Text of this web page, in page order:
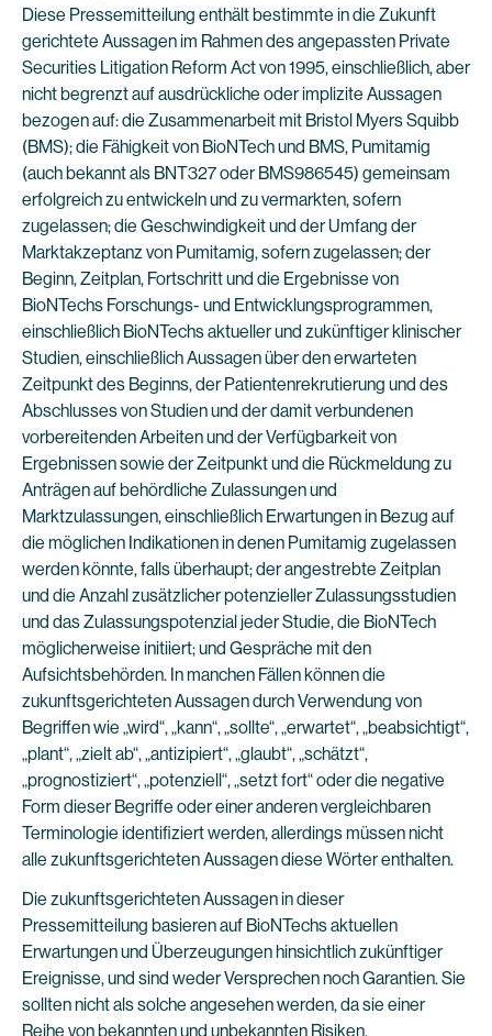
Diese Pressemitteilung enthält bestimmte in die Zukunft
gerichtete Aussagen im Rahmen des angepassten Private
Securities Litigation Reform Act von 1995, einschließlich, aber
nicht begrenzt auf ausdrückliche oder implizite Aussagen
bezogen auf: die Zusammenarbeit mit Bristol Myers Squibb
(BMS); die Fähigkeit von BioNTech und BMS, Pumitamig
(auch bekannt als BNT327 oder BMS986545) gemeinsam
erfolgreich zu entwickeln und zu vermarkten, sofern
zugelassen; die Geschwindigkeit und der Umfang der
Marktakzeptanz von Pumitamig, sofern zugelassen; der
Beginn, Zeitplan, Fortschritt und die Ergebnisse von
BioNTechs Forschungs- und Entwicklungsprogrammen,
einschließlich BioNTechs aktueller und zukünftiger klinischer
Studien, einschließlich Aussagen über den erwarteten
Zeitpunkt des Beginns, der Patientenrekrutierung und des
Abschlusses von Studien und der damit verbundenen
vorbereitenden Arbeiten und der Verfügbarkeit von
Ergebnissen sowie der Zeitpunkt und die Rückmeldung zu
Anträgen auf behördliche Zulassungen und
Marktzulassungen, einschließlich Erwartungen in Bezug auf
die möglichen Indikationen in denen Pumitamig zugelassen
werden könnte, falls überhaupt; der angestrebte Zeitplan
und die Anzahl zusätzlicher potenzieller Zulassungsstudien
und das Zulassungspotenzial jeder Studie, die BioNTech
möglicherweise initiiert; und Gespräche mit den
Aufsichtsbehörden. In manchen Fällen können die
zukunftsgerichteten Aussagen durch Verwendung von
Begriffen wie „wird“, „kann“, „sollte“, „erwartet“, „beabsichtigt“,
„plant“, „zielt ab“, „antizipiert“, „glaubt“, „schätzt“,
„prognostiziert“, „potenziell“, „setzt fort“ oder die negative
Form dieser Begriffe oder einer anderen vergleichbaren
Terminologie identifiziert werden, allerdings müssen nicht
alle zukunftsgerichteten Aussagen diese Wörter enthalten.
Die zukunftsgerichteten Aussagen in dieser
Pressemitteilung basieren auf BioNTechs aktuellen
Erwartungen und Überzeugungen hinsichtlich zukünftiger
Ereignisse, und sind weder Versprechen noch Garantien. Sie
sollten nicht als solche angesehen werden, da sie einer
Reihe von bekannten und unbekannten Risiken,